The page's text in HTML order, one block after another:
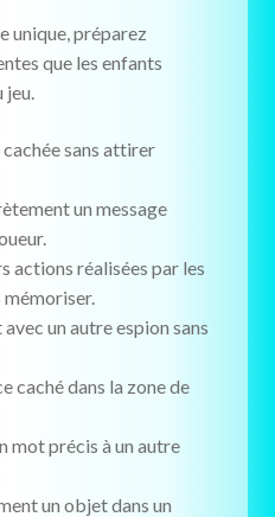
unique, préparez
que les enfants
jeu.
sans attirer
un message
actions réalisées par les
un autre espion sans
caché dans la zone de
mot précis à un autre
un objet dans un